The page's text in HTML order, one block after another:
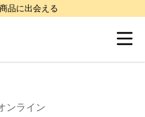
品に出会える
ンライン